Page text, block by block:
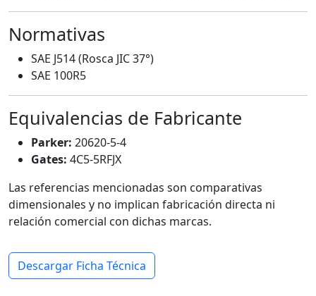
Normativas
SAE J514 (Rosca JIC 37°)
SAE 100R5
Equivalencias de Fabricante
Parker: 20620-5-4
Gates: 4C5-5RFJX
Las referencias mencionadas son comparativas
dimensionales y no implican fabricación directa ni
relación comercial con dichas marcas.
Descargar Ficha Técnica